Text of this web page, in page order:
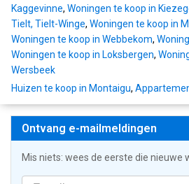
Kaggevinne, Woningen te koop in
Tielt, Tielt-Winge, Woningen te koop in
Woningen te koop in Webbekom,
Woningen te koop in Loksbergen,
Wersbeek
Huizen te koop in Montaigu,
Ontvang e-mailmeldingen
Mis niets: wees de eerste die nieuwe